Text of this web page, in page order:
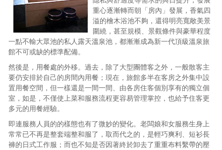
重心逐漸轉而朝「房內」發展，香氣四
溢的檜木浴池不夠，還得明亮寬敞美景
圍繞，甚至規模、景觀條件與豪華程度
一點不輸大眾池的私人露天溫泉池，都漸漸成為新一代頂級溫泉旅
館不可或缺的標準配備。
然後是，用餐處的外移。過去，除了大型團體客之外，一般散客主
要仍安排於自己的房間內用餐；現在，旅館多半在客房之外集中設
置用餐空間，但一樣還是一間一間、由各房住客個別享有的獨立個
室，如是，不僅使上菜和服務流程更容易管理掌控，也給予住客更
多元的用餐經驗。
即連服務人員的的樣態也有了微妙的變化。老闆娘和女服務生身上
常常已不再是整套端整和服了，取而代之的，是輕巧爽利、短衫長
褲的日式工作服；而也不知是否因著終於卸去了重重布料繫帶的壓